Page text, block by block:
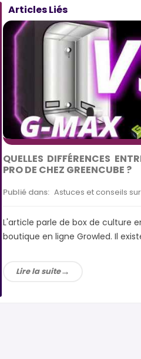
Articles Liés
QUELLES DIFFÉRENCES
PRO DE CHEZ GREENCUBE ?
Publié dans: Astuces et conseils
L'article parle de box de culture
boutique en ligne Growled. Il
Lire la suite